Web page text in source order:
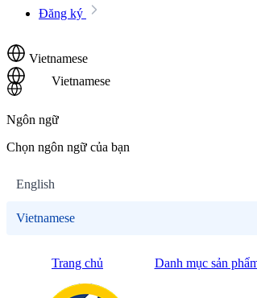
Đăng ký
Vietnamese
Vietnamese
Ngôn ngữ
Chọn ngôn ngữ của bạn
English
Vietnamese
Trang chủ Danh mục sản